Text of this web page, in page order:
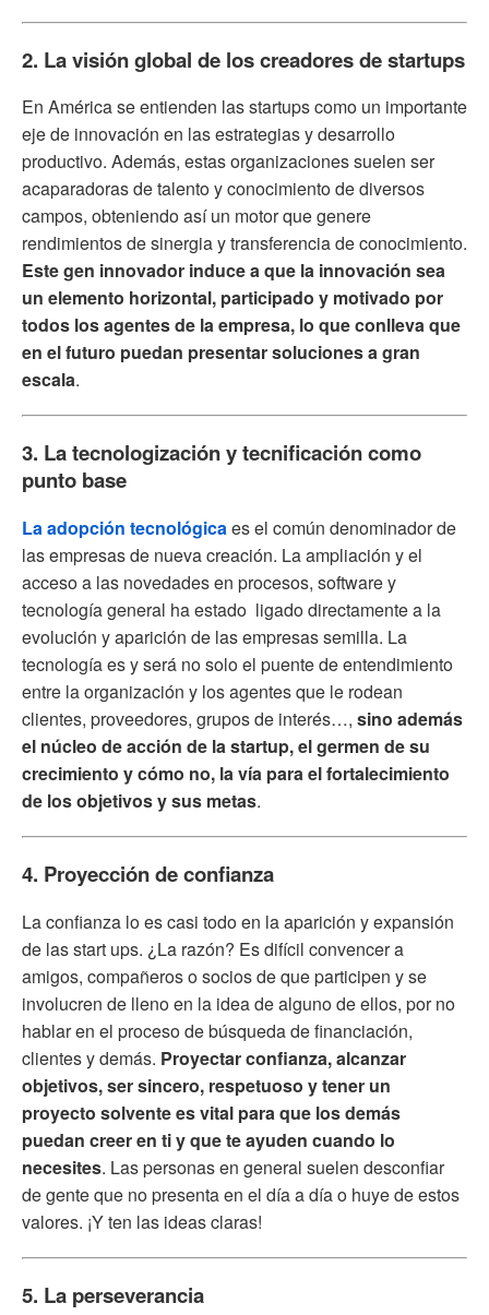
2. La visión global de los creadores de startups
En América se entienden las startups como un importante
eje de innovación en las estrategias y desarrollo
productivo. Además, estas organizaciones suelen ser
acaparadoras de talento y conocimiento de diversos
campos, obteniendo así un motor que genere
rendimientos de sinergia y transferencia de conocimiento.
Este gen innovador induce a que la innovación sea
un elemento horizontal, participado y motivado por
todos los agentes de la empresa, lo que conlleva que
en el futuro puedan presentar soluciones a gran
escala.
3. La tecnologización y tecnificación como
punto base
La adopción tecnológicaes el común denominador de
las empresas de nueva creación. La ampliación y el
acceso a las novedades en procesos, software y
tecnología general ha estado ligado directamente a la
evolución y aparición de las empresas semilla. La
tecnología es y será no solo el puente de entendimiento
entre la organización y los agentes que le rodean
clientes, proveedores, grupos de interés…, sino además
el núcleo de acción de la startup, el germen de su
crecimiento y cómo no, la vía para el fortalecimiento
de los objetivos y sus metas.
4. Proyección de confianza
La confianza lo es casi todo en la aparición y expansión
de las start ups. ¿La razón? Es difícil convencer a
amigos, compañeros o socios de que participen y se
involucren de lleno en la idea de alguno de ellos, por no
hablar en el proceso de búsqueda de financiación,
clientes y demás. Proyectar confianza, alcanzar
objetivos, ser sincero, respetuoso y tener un
proyecto solvente es vital para que los demás
puedan creer en ti y que te ayuden cuando lo
necesites. Las personas en general suelen desconfiar
de gente que no presenta en el día a día o huye de estos
valores. ¡Y ten las ideas claras!
5. La perseverancia